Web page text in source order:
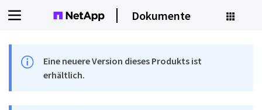
Dokumente
Eine neuere Version dieses Produkts ist
erhältlich.